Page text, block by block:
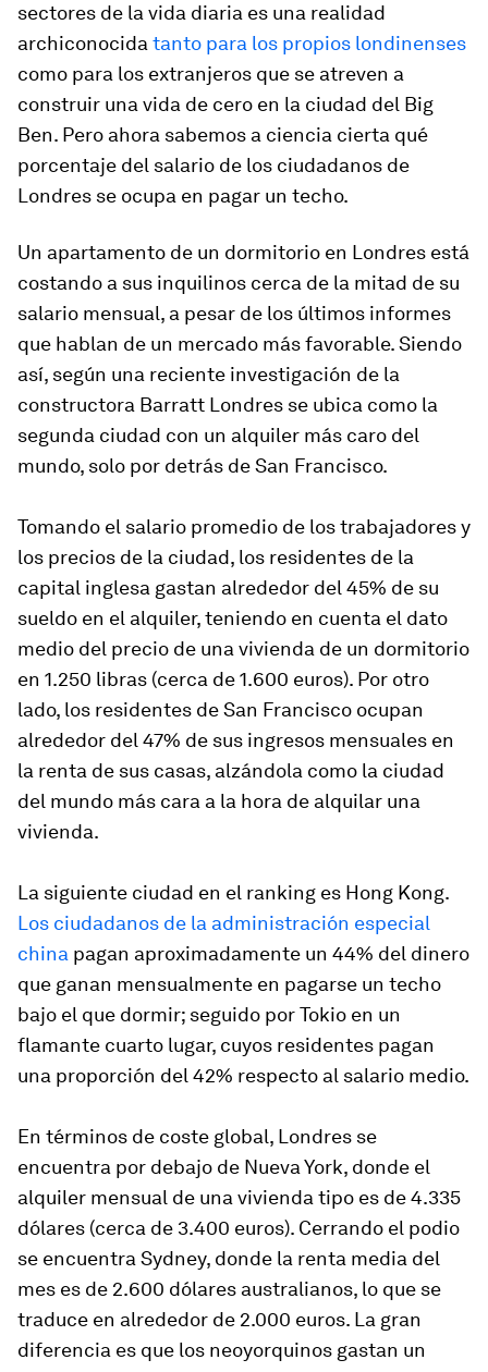
sectores de la vida diaria es una realidad
archiconocida tanto para los propios londinenses
como para los extranjeros que se atreven a
construir una vida de cero en la ciudad del Big
Ben. Pero ahora sabemos a ciencia cierta qué
porcentaje del salario de los ciudadanos de
Londres se ocupa en pagar un techo.
Un apartamento de un dormitorio en Londres está
costando a sus inquilinos cerca de la mitad de su
salario mensual, a pesar de los últimos informes
que hablan de un mercado más favorable. Siendo
así, según una reciente investigación de la
constructora Barratt Londres se ubica como la
segunda ciudad con un alquiler más caro del
mundo, solo por detrás de San Francisco.
Tomando el salario promedio de los trabajadores y
los precios de la ciudad, los residentes de la
capital inglesa gastan alrededor del 45% de su
sueldo en el alquiler, teniendo en cuenta el dato
medio del precio de una vivienda de un dormitorio
en 1.250 libras (cerca de 1.600 euros). Por otro
lado, los residentes de San Francisco ocupan
alrededor del 47% de sus ingresos mensuales en
la renta de sus casas, alzándola como la ciudad
del mundo más cara a la hora de alquilar una
vivienda.
La siguiente ciudad en el ranking es Hong Kong.
Los ciudadanos de la administración especial
china pagan aproximadamente un 44% del dinero
que ganan mensualmente en pagarse un techo
bajo el que dormir; seguido por Tokio en un
flamante cuarto lugar, cuyos residentes pagan
una proporción del 42% respecto al salario medio.
En términos de coste global, Londres se
encuentra por debajo de Nueva York, donde el
alquiler mensual de una vivienda tipo es de 4.335
dólares (cerca de 3.400 euros). Cerrando el podio
se encuentra Sydney, donde la renta media del
mes es de 2.600 dólares australianos, lo que se
traduce en alrededor de 2.000 euros. La gran
diferencia es que los neoyorquinos gastan un